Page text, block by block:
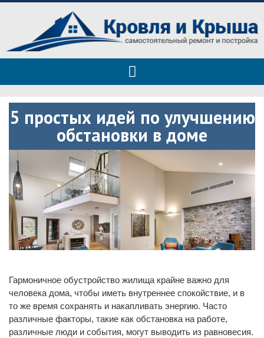
Roof tops — только полезные
советы
Полезные советы при строительстве дома и ремонте
5 простых идей по улучшению
обстановки в доме
Гармоничное обустройство жилища крайне важно для
человека дома, чтобы иметь внутреннее спокойствие, и в
то же время сохранять и накапливать энергию. Часто
различные факторы, такие как обстановка на работе,
различные люди и события, могут выводить из равновесия.